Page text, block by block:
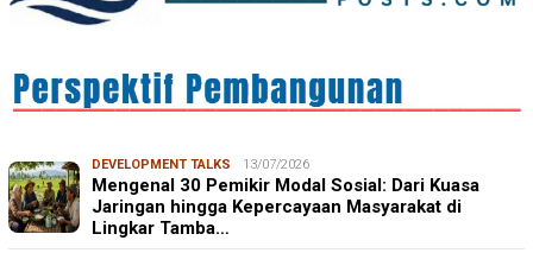
DEVELOPMENT TALKS 13/07/2026
Mengenal 30 Pemikir Modal Sosial: Dari Kuasa
Jaringan hingga Kepercayaan Masyarakat di
Lingkar Tamba…